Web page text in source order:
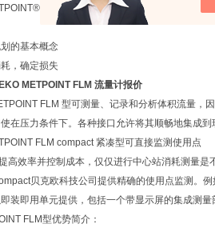
FLM紧凑型可直接监测使用点。
的基本概念
，确定损失
METPOINT FLM 流量计报价
FLM 型可测量、记录和分析体积流量，
在压力条件下。各种接口允许将其顺畅地集成到
FLM compact 紧凑型可直接监测使用点
效率并控制成本，仅仅进行中心站消耗测量是
贝克欧科技公司提供精确的使用点监测。
装即用单元提供，包括一个带显示屏的集成测量
FLM型优势简介：